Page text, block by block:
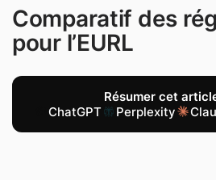
Comparatif des
pour l’EURL
Résumer cet
ChatGPT
Perplexity